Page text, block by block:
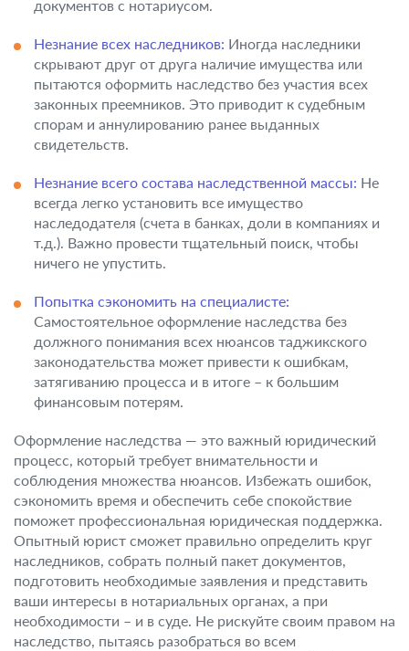
документов с нотариусом.
Незнание всех наследников: Иногда наследники
скрывают друг от друга наличие имущества или
пытаются оформить наследство без участия всех
законных преемников. Это приводит к судебным
спорам и аннулированию ранее выданных
свидетельств.
Незнание всего состава наследственной массы: Не
всегда легко установить все имущество
наследодателя (счета в банках, доли в компаниях и
т.д.). Важно провести тщательный поиск, чтобы
ничего не упустить.
Попытка сэкономить на специалисте:
Самостоятельное оформление наследства без
должного понимания всех нюансов таджикского
законодательства может привести к ошибкам,
затягиванию процесса и в итоге – к большим
финансовым потерям.
Оформление наследства — это важный юридический
процесс, который требует внимательности и
соблюдения множества нюансов. Избежать ошибок,
сэкономить время и обеспечить себе спокойствие
поможет профессиональная юридическая поддержка.
Опытный юрист сможет правильно определить круг
наследников, собрать полный пакет документов,
подготовить необходимые заявления и представить
ваши интересы в нотариальных органах, а при
необходимости – и в суде. Не рискуйте своим правом на
наследство, пытаясь разобраться во всем